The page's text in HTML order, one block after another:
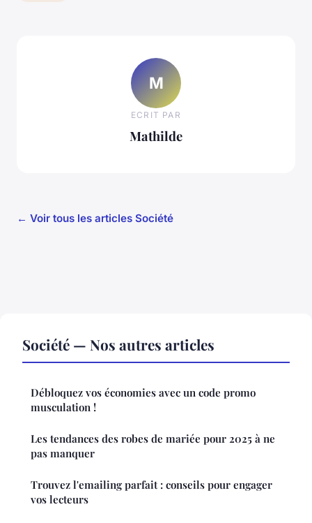
M
ECRIT PAR
Mathilde
← Voir tous les articles Société
Société — Nos autres articles
Débloquez vos économies avec un code promo
musculation !
Les tendances des robes de mariée pour 2025 à ne
pas manquer
Trouvez l'emailing parfait : conseils pour engager
vos lecteurs